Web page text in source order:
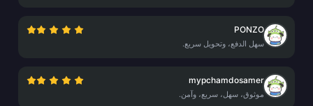
PONZO
سهل الدفع، وتحويل سريع.
mypchamdosamer
موثوق، سهل، سريع، وآمن.